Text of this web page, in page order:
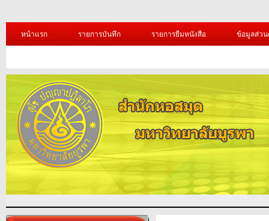
หน้าแรก รายการบันทึก รายการยืมหนังสือ ข้อมูลส่ว